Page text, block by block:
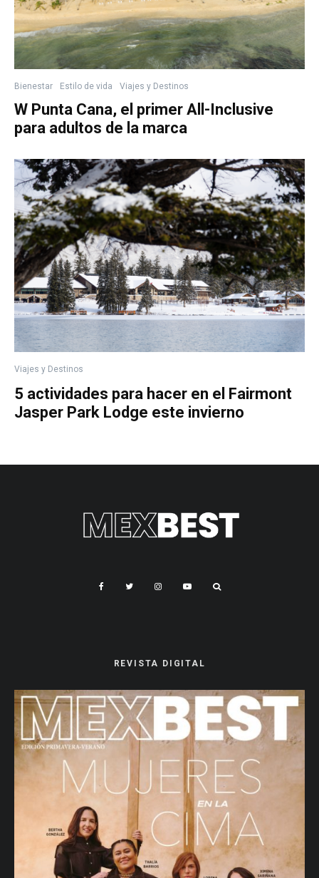
Bienestar Estilo de vida Viajes y Destinos
W Punta Cana, el primer All-Inclusive
para adultos de la marca
Viajes y Destinos
5 actividades para hacer en el Fairmont
Jasper Park Lodge este invierno
REVISTA DIGITAL